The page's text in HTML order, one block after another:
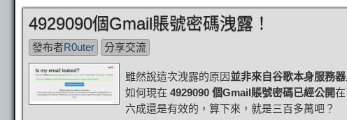
4929090個Gmail賬號密碼洩露！
發布者R0uter 分享交流
雖然說這次洩露的原因並非來自谷歌本身服務
如何現在 4929090 個Gmail賬號密碼已經公開
六成還是有效的，算下來，就是三百多萬吧？